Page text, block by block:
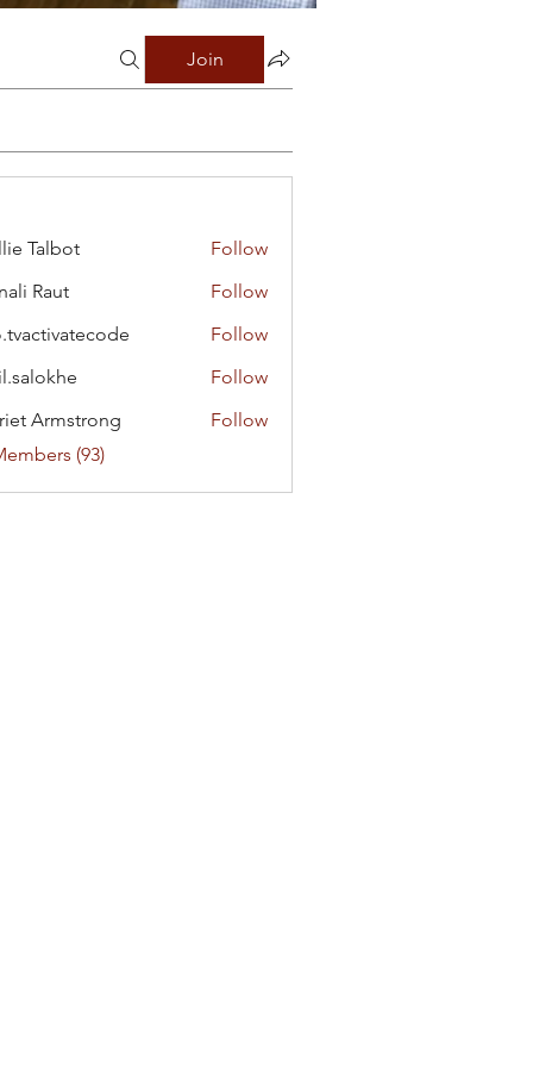
Join
Talbot
Follow
Raut
Follow
Follow
Follow
Armstrong
Follow
(93)